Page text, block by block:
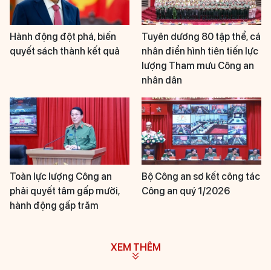
Hành động đột phá, biến
quyết sách thành kết quả
Tuyên dương 80 tập thể, cá
nhân điển hình tiên tiến lực
lượng Tham mưu Công an
nhân dân
Toàn lực lượng Công an
phải quyết tâm gấp mười,
hành động gấp trăm
Bộ Công an sơ kết công tác
Công an quý 1/2026
XEM THÊM